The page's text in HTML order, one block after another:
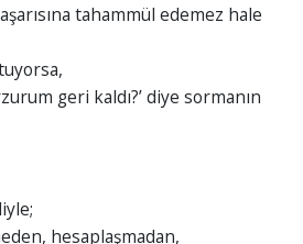
tahammül edemez hale
geri kaldı?’ diye sormanın
hesaplaşmadan,